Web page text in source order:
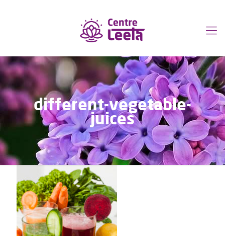
different-vegetable-
juices